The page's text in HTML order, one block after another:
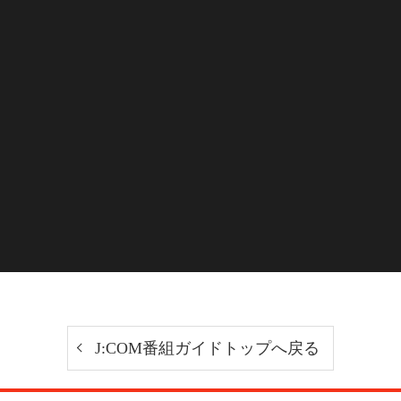
J:COM番組ガイドトップへ戻る